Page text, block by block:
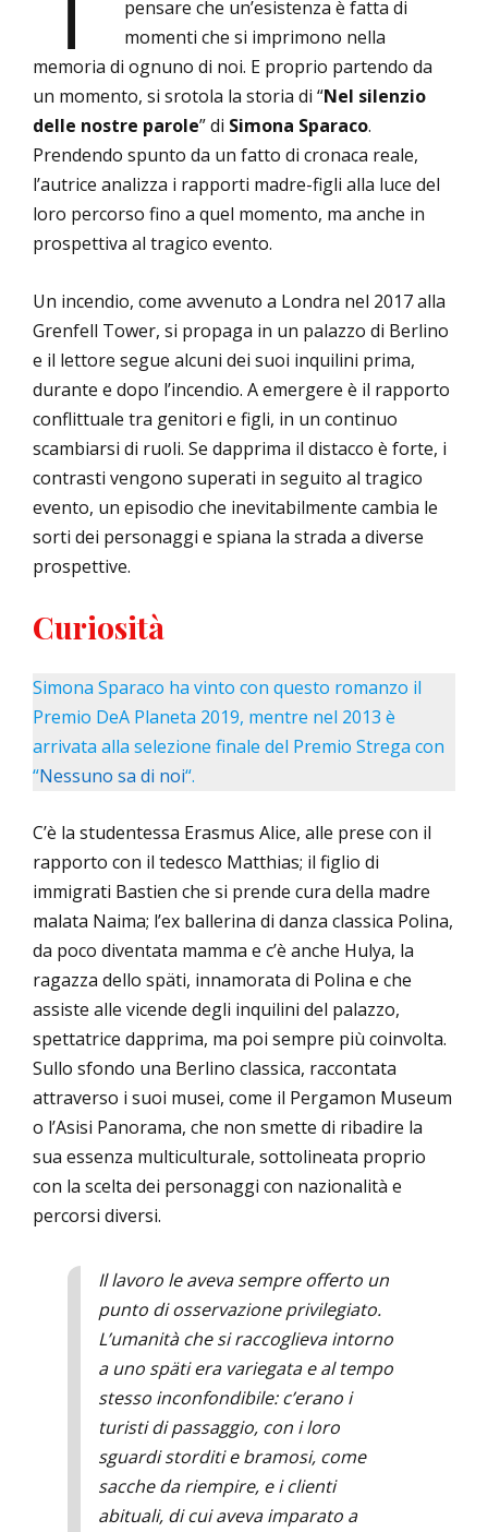
pensare che un’esistenza è fatta di
momenti che si imprimono nella
memoria di ognuno di noi. E proprio partendo da
un momento, si srotola la storia di “Nel silenzio
delle nostre parole” di Simona Sparaco.
Prendendo spunto da un fatto di cronaca reale,
l’autrice analizza i rapporti madre-figli alla luce del
loro percorso fino a quel momento, ma anche in
prospettiva al tragico evento.
Un incendio, come avvenuto a Londra nel 2017 alla
Grenfell Tower, si propaga in un palazzo di Berlino
e il lettore segue alcuni dei suoi inquilini prima,
durante e dopo l’incendio. A emergere è il rapporto
conflittuale tra genitori e figli, in un continuo
scambiarsi di ruoli. Se dapprima il distacco è forte, i
contrasti vengono superati in seguito al tragico
evento, un episodio che inevitabilmente cambia le
sorti dei personaggi e spiana la strada a diverse
prospettive.
Curiosità
Simona Sparaco ha vinto con questo romanzo il
Premio DeA Planeta 2019, mentre nel 2013 è
arrivata alla selezione finale del Premio Strega con
“Nessuno sa di noi“.
C’è la studentessa Erasmus Alice, alle prese con il
rapporto con il tedesco Matthias; il figlio di
immigrati Bastien che si prende cura della madre
malata Naima; l’ex ballerina di danza classica Polina,
da poco diventata mamma e c’è anche Hulya, la
ragazza dello späti, innamorata di Polina e che
assiste alle vicende degli inquilini del palazzo,
spettatrice dapprima, ma poi sempre più coinvolta.
Sullo sfondo una Berlino classica, raccontata
attraverso i suoi musei, come il Pergamon Museum
o l’Asisi Panorama, che non smette di ribadire la
sua essenza multiculturale, sottolineata proprio
con la scelta dei personaggi con nazionalità e
percorsi diversi.
Il lavoro le aveva sempre offerto un
punto di osservazione privilegiato.
L’umanità che si raccoglieva intorno
a uno spätiera variegata e al tempo
stesso inconfondibile: c’erano i
turisti di passaggio, con i loro
sguardi storditi e bramosi, come
sacche da riempire, e i clienti
abituali, di cui aveva imparato a